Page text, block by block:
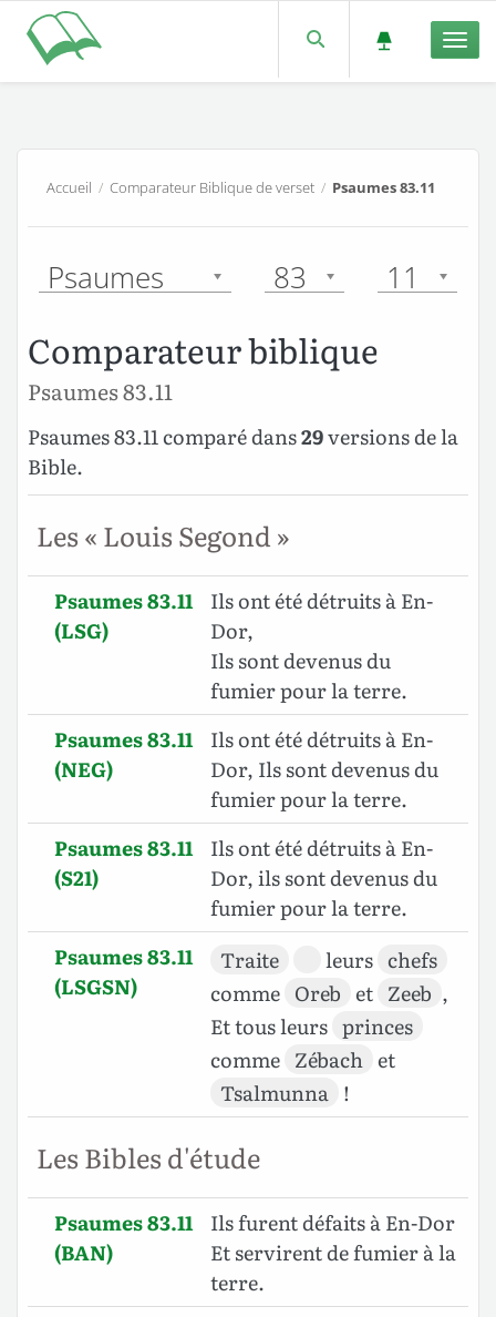
Accueil / Comparateur Biblique de verset/ Psaumes 83.11
Psaumes 83 11
Comparateur biblique
Psaumes 83.11
Psaumes 83.11 comparé dans29versions de la
Bible.
Les « Louis Segond »
Psaumes 83.11
(LSG)
Ils ont été détruits à En-
Dor,
Ils sont devenus du
fumier pour la terre.
Psaumes 83.11
(NEG)
Ils ont été détruits à En-
Dor, Ils sont devenus du
fumier pour la terre.
Psaumes 83.11
(S21)
Ils ont été détruits à En-
Dor, ils sont devenus du
fumier pour la terre.
Psaumes 83.11
(LSGSN)
Traite leurs chefs
comme Oreb et Zeeb ,
Et tous leurs princes
comme Zébach et
Tsalmunna !
Les Bibles d'étude
Psaumes 83.11
(BAN)
Ils furent défaits à En-Dor
Et servirent de fumier à la
terre.